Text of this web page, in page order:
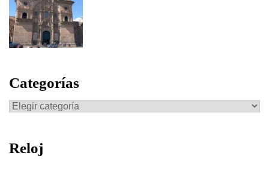
Categorías
Categorías
Reloj